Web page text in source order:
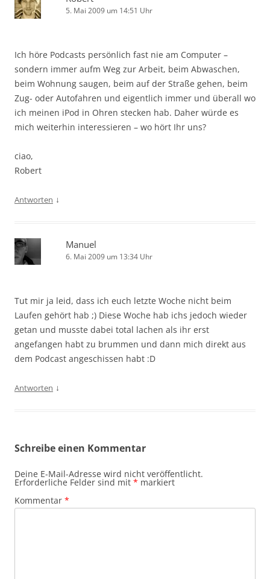
5. Mai 2009 um 14:51 Uhr
Ich höre Podcasts persönlich fast nie am Computer –
sondern immer aufm Weg zur Arbeit, beim Abwaschen,
beim Wohnung saugen, beim auf der Straße gehen, beim
Zug- oder Autofahren und eigentlich immer und überall wo
ich meinen iPod in Ohren stecken hab. Daher würde es
mich weiterhin interessieren – wo hört Ihr uns?
ciao,
Robert
Antworten ↓
Manuel
6. Mai 2009 um 13:34 Uhr
Tut mir ja leid, dass ich euch letzte Woche nicht beim
Laufen gehört hab ;) Diese Woche hab ichs jedoch wieder
getan und musste dabei total lachen als ihr erst
angefangen habt zu brummen und dann mich direkt aus
dem Podcast angeschissen habt :D
Antworten ↓
Schreibe einen Kommentar
Deine E-Mail-Adresse wird nicht veröffentlicht.
Erforderliche Felder sind mit * markiert
Kommentar *